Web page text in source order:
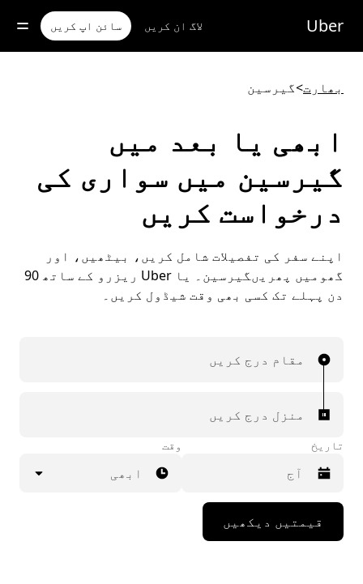
مواد
جائیں
Uber لاگ ان کریں سائن اپ کریں
بھارت>گیرسین
ابھی یا بعد میں
گیرسین میں سواری کی
درخواست کریں
اپنے سفر کی تفصیلات شامل کریں، بیٹھیں، اور
گھومیں پھریںگیرسین۔ یا Uber ریزرو کے ساتھ 90
دن پہلے تک کسی بھی وقت شیڈول کریں۔
مقام درج کریں
منزل درج کریں
تاریخ
Press
down
وقت
ابھی
قیمتیں دیکھیں